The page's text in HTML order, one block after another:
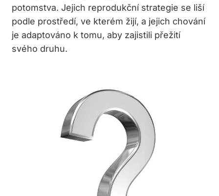
potomstva. Jejich reprodukční strategie se liší
podle prostředí, ve kterém žijí, a jejich chování
je adaptováno k tomu, aby zajistili přežití
svého druhu.